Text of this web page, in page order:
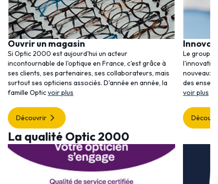
Ouvrir un magasin
Si Optic 2000 est aujourd'hui un acteur
incontournable de l'optique en France, c'est grâce à
ses clients, ses partenaires, ses collaborateurs, mais
surtout ses opticiens associés. D'année en année, la
famille Opticvoir plus
Découvrir
Le
nouveaux
des
voir plus
La qualité Optic 2000